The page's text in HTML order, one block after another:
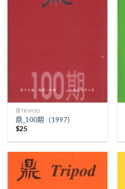
鼎TRIPOD
鼎_100期（1997）
$25